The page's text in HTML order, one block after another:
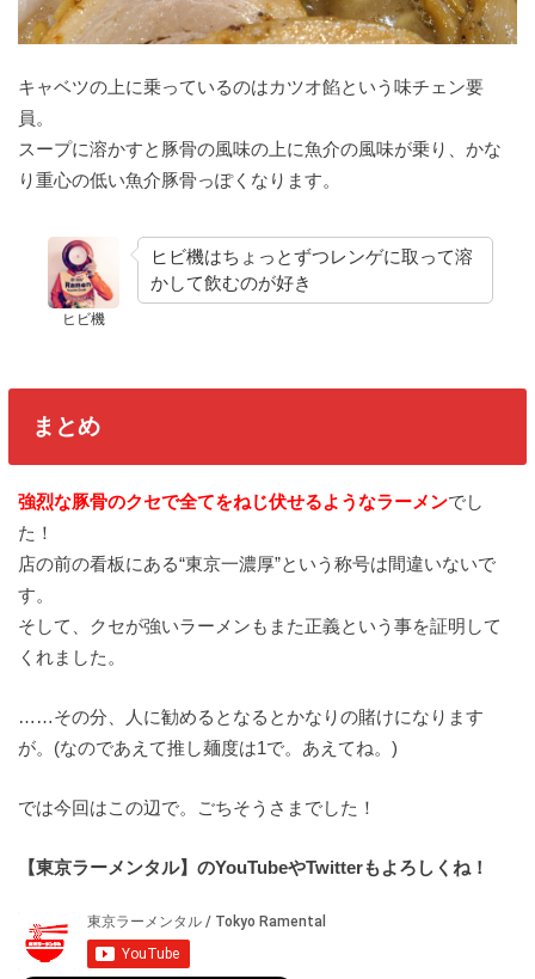
キャベツの上に乗っているのはカツオ餡という味チェン要
員。
スープに溶かすと豚骨の風味の上に魚介の風味が乗り、かな
り重心の低い魚介豚骨っぽくなります。
ヒビ機
ヒビ機はちょっとずつレンゲに取って溶
かして飲むのが好き
まとめ
強烈な豚骨のクセで全てをねじ伏せるようなラーメンでし
た！
店の前の看板にある“東京一濃厚”という称号は間違いないで
す。
そして、クセが強いラーメンもまた正義という事を証明して
くれました。
……その分、人に勧めるとなるとかなりの賭けになります
が。(なのであえて推し麺度は1で。あえてね。)
では今回はこの辺で。ごちそうさまでした！
【東京ラーメンタル】のYouTubeやTwitterもよろしくね！